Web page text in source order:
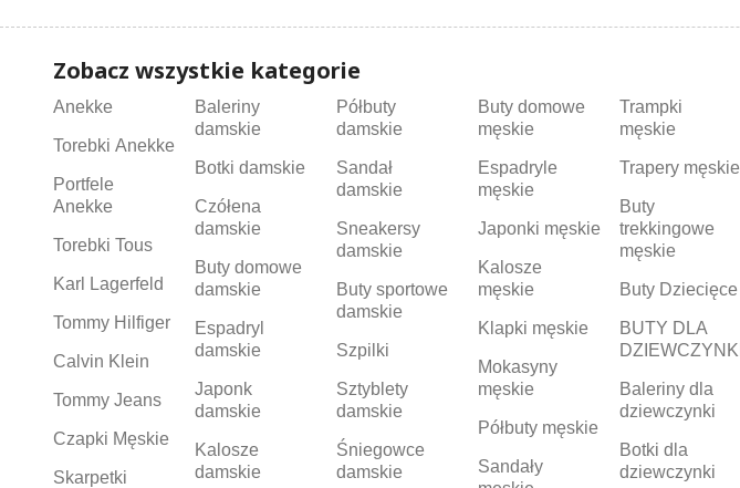
Zobacz wszystkie kategorie
Anekke
Torebki Anekke
Portfele
Anekke
Torebki Tous
Karl Lagerfeld
Tommy Hilfiger
Calvin Klein
Tommy Jeans
Czapki Męskie
Skarpetki
Baleriny
damskie
Botki damskie
Czółena
damskie
Buty domowe
damskie
Espadryl
damskie
Japonk
damskie
Kalosze
damskie
Półbuty
damskie
Sandał
damskie
Sneakersy
damskie
Buty sportowe
damskie
Szpilki
Sztyblety
damskie
Śniegowce
damskie
Buty domowe
męskie
Espadryle
męskie
Japonki męskie
Kalosze
męskie
Klapki męskie
Mokasyny
męskie
Półbuty męskie
Sandały
Trampki
męskie
Trapery męskie
Buty
trekkingowe
męskie
Buty Dziecięce
BUTY DLA
DZIEWCZYNKI
Baleriny dla
dziewczynki
Botki dla
dziewczynki